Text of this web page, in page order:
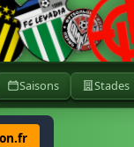
Saisons Stades